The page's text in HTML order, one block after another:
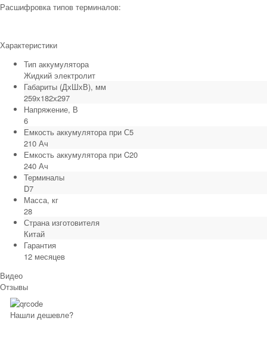
Расшифровка типов терминалов:
Характеристики
Тип аккумулятора
Жидкий электролит
Габариты (ДхШхВ), мм
259х182х297
Напряжение, В
6
Емкость аккумулятора при С5
210 Ач
Емкость аккумулятора при C20
240 Ач
Терминалы
D7
Масса, кг
28
Страна изготовителя
Китай
Гарантия
12 месяцев
Видео
Отзывы
Нашли дешевле?